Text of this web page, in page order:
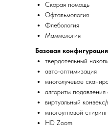
Скорая помощь
Офтальмология
Флебология
Маммология
Базовая конфигурация
твердотельный
авто-оптимизация
многолучевое
алгоритм
виртуальный
многоугловой стиринг
HD Zoom